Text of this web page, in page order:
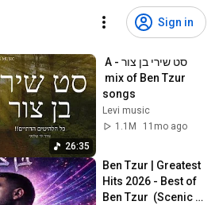
Sign in
26:35
סט שירי בן צור - A
songs
Levi music
1.1M
11mo ago
Ben Tzur | Greatest
Hits 2026 - Best of
Ben Tzur  (Scenic